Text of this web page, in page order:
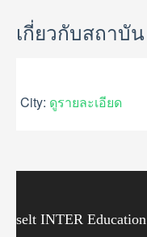
เกี่ยวกับสถาบัน
City: ดูรายละเอียด
selt INTER Education